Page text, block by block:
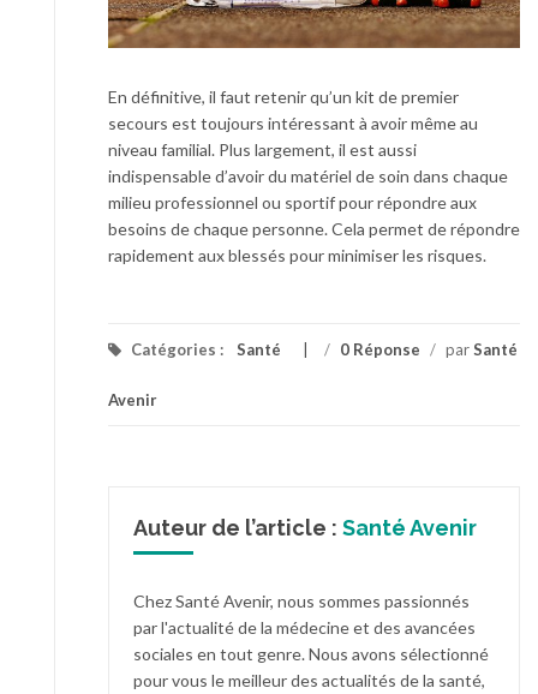
En définitive, il faut retenir qu’un kit de premier
secours est toujours intéressant à avoir même au
niveau familial. Plus largement, il est aussi
indispensable d’avoir du matériel de soin dans chaque
milieu professionnel ou sportif pour répondre aux
besoins de chaque personne. Cela permet de répondre
rapidement aux blessés pour minimiser les risques.
Catégories : Santé / 0 Réponse / parSanté
Avenir
Auteur de l’article : Santé Avenir
Chez Santé Avenir, nous sommes passionnés
par l'actualité de la médecine et des avancées
sociales en tout genre. Nous avons sélectionné
pour vous le meilleur des actualités de la santé,